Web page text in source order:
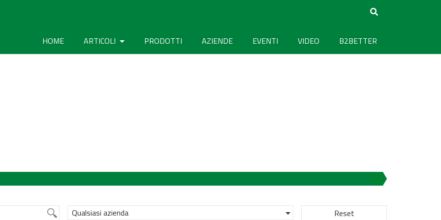
HOME ARTICOLI PRODOTTI AZIENDE EVENTI VIDEO B2BETTER
Qualsiasi azienda Reset